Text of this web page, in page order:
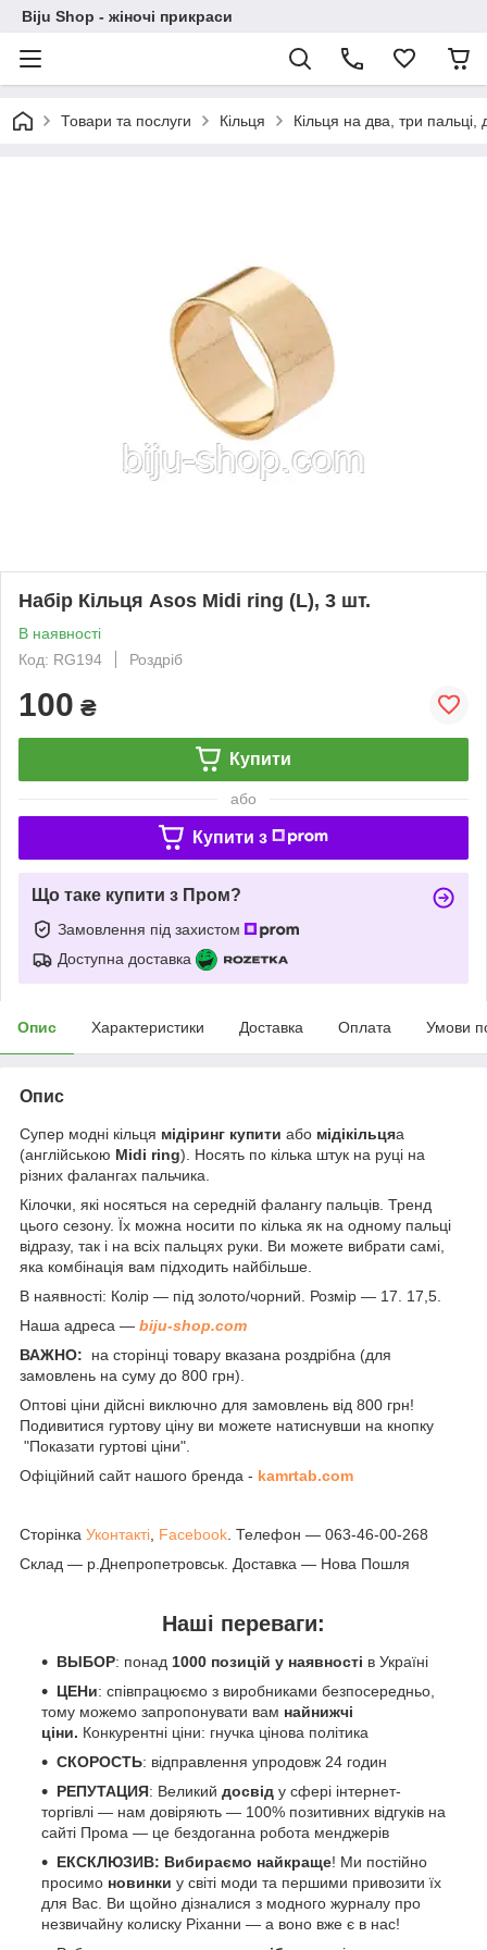
Biju Shop - жіночі прикраси
Товари та послуги Кільця Кільця на два, три пальці,
Набір Кільця Asos Midi ring (L), 3 шт.
В наявності
Код: RG194
Роздріб
100 ₴
Купити
або
Купити з
Що таке купити з Пром?
Замовлення під захистом
Доступна доставка
Опис Характеристики Доставка Оплата Умови
Опис
Супер модні кільця мідіринг купити або мідікільцяа
(англійською Midi ring). Носять по кілька штук на руці на
різних фалангах пальчика.
Кілочки, які носяться на середній фалангу пальців. Тренд
цього сезону. Їх можна носити по кілька як на одному пальці
відразу, так і на всіх пальцях руки. Ви можете вибрати самі,
яка комбінація вам підходить найбільше.
В наявності: Колір — під золото/чорний. Розмір — 17. 17,5.
Наша адреса — biju-shop.com
ВАЖНО:
на сторінці товару вказана роздрібна (для
замовлень на суму до 800 грн).
Оптові ціни дійсні виключно для замовлень від 800 грн!
Подивитися гуртову ціну ви можете натиснувши на кнопку
"Показати гуртові ціни".
Офіційний сайт нашого бренда - kamrtab.com
Сторінка Уконтакті Facebook . Телефон — 063-46-00-268
Склад — р.Днепропетровськ. Доставка — Нова Пошля
Наші переваги:
ВЫБОР: понад 1000 позицій у наявності в Україні
ЦЕНи: співпрацюємо з виробниками безпосередньо,
тому можемо запропонувати вам найнижчі
ціни. Конкурентні ціни: гнучка цінова політика
СКОРОСТЬ: відправлення упродовж 24 годин
РЕПУТАЦИЯ: Великий досвід у сфері інтернет-
торгівлі — нам довіряють — 100% позитивних відгуків на
сайті Прома — це бездоганна робота менджерів
ЕКСКЛЮЗИВ: Вибираємо найкраще! Ми постійно
просимо новинки у світі моди та першими привозити їх
для Вас. Ви щойно дізналися з модного журналу про
незвичайну колиску Ріханни — а воно вже є в нас!